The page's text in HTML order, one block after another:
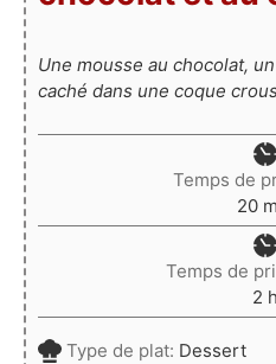
Une mousse au chocolat,
caché dans une coque
Temps de
20
Temps de
2 h
Type de plat: Dessert